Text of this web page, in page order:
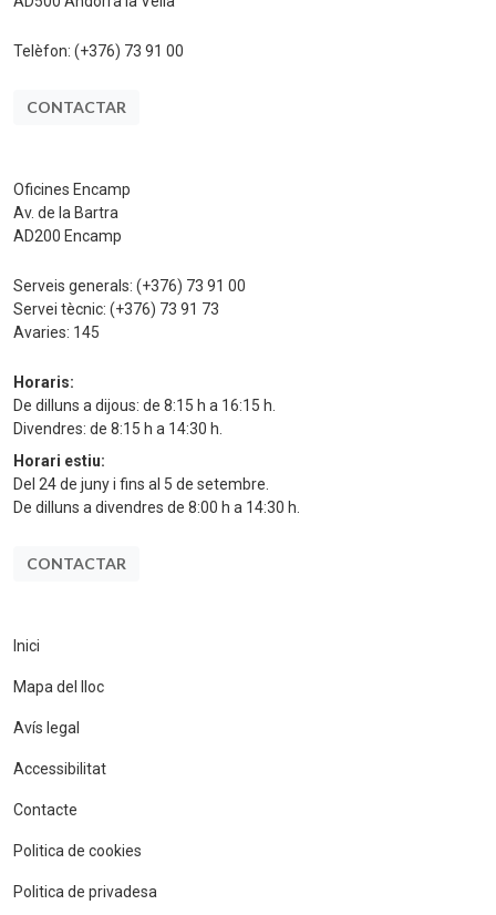
Telèfon: (+376) 73 91 00
CONTACTAR
Oficines Encamp
Av. de la Bartra
AD200 Encamp
Serveis generals: (+376) 73 91 00
Servei tècnic: (+376) 73 91 73
Avaries: 145
Horaris:
De dilluns a dijous: de 8:15 h a 16:15 h.
Divendres: de 8:15 h a 14:30 h.
Horari estiu:
Del 24 de juny i fins al 5 de setembre.
De dilluns a divendres de 8:00 h a 14:30 h.
CONTACTAR
Inici
Mapa del lloc
Avís legal
Accessibilitat
Contacte
Politica de cookies
Politica de privadesa